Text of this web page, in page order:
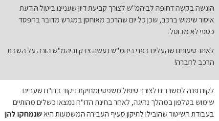
הוגשה בקשה דחופה לביהמ"ש לצורך קביעת דיון שעניינו ביטול הודעת
איסור שימוש ברכב, שכן כל יום שהרכב מאוחסן במגרש מדובר בהפסד
כספי לא מבוטל.
לאחר טיעונים שהעלינו בפני ביהמ"ש נעשה צדק וביהמ"ש הורה על השבת
הרכב לחברה!
לקוח פנה למשרדינו לצורך טיפול משפטי ומחיקת ניקוד בדו"ח שעניינו
שימוש בטלפון במהלך נהיגה, לאחר בחינת הדו"ח נמצאו כשלים מהותיים
בעבודת השיטור שהובילו לתיקון סעיף העבירה המשמעות היאשנמחקו להן